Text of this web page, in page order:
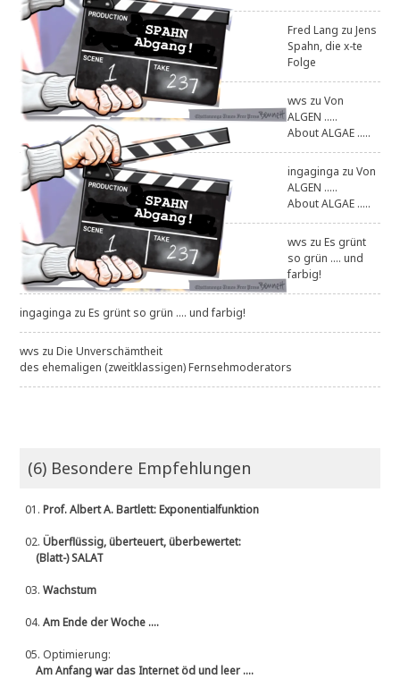
Fred Lang zuJens
Spahn, die x-te
Folge
wvs zuVon
ALGEN .....
About ALGAE .....
ingaginga zuVon
ALGEN .....
About ALGAE .....
wvs zuEs grünt
so grün .... und
farbig!
ingaginga zuEs grünt so grün .... und farbig!
wvs zuDie Unverschämtheit
des ehemaligen (zweitklassigen) Fernsehmoderators
(6) Besondere Empfehlungen
01.Prof. Albert A. Bartlett: Exponentialfunktion
02.Überflüssig, überteuert, überbewertet:
(Blatt-) SALAT
03.Wachstum
04.Am Ende der Woche ....
05. Optimierung:
Am Anfang war das Internet öd und leer ....